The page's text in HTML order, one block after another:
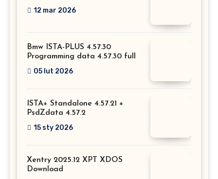
12 mar 2026
Bmw ISTA-PLUS 4.57.30
Programming data 4.57.30 full
05 lut 2026
ISTA+ Standalone 4.57.21 +
PsdZdata 4.57.2
15 sty 2026
Xentry 2025.12 XPT XDOS
Download